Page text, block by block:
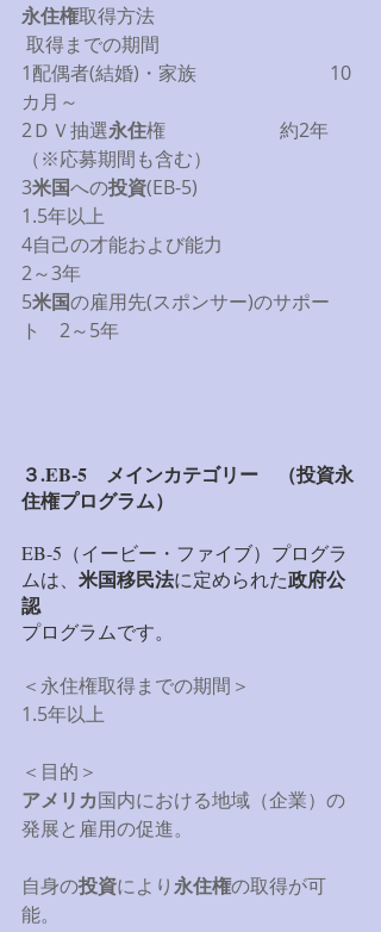
永住権取得方法
取得までの期間
1配偶者(結婚)・家族　　　　　　　10
カ月～
2ＤＶ抽選永住権　　　　　　約2年
（※応募期間も含む）
3米国への投資(EB-5)
1.5年以上
4自己の才能および能力
2～3年
5米国の雇用先(スポンサー)のサポー
ト　2～5年
３.EB-5　メインカテゴリー　（投資永
住権プログラム）
EB-5（イービー・ファイブ）プログラ
ムは、 米国移民法に定められた政府公
認
プログラムです。
＜永住権取得までの期間＞
1.5年以上
＜目的＞
アメリカ国内における地域（企業）の
発展と雇用の促進。
自身の投資により永住権の取得が可
能。